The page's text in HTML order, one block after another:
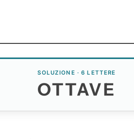
SOLUZIONE · 6 LETTERE
OTTAVE